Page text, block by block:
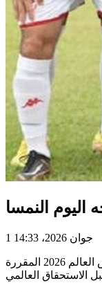
1 جوان 2026، 14:33
يخوض المنتخب التونسي لكرة القدم اختبارا وديا هاما أمام نظيره النمساوي مساء اليوم الاثنين بداية من الساعة السابعة و45 دقيقة مساء بالعاصمة فيينا ضمن تحضيراته لنهائيات كأس العالم 2026 المقررة